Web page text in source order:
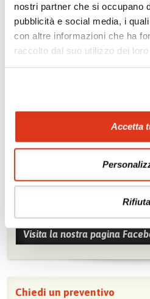
nostri partner che si occupano
pubblicità e social media, i
con altre informazioni che ha
raccolto dal suo utilizzo dei loro
Accetta
Rifiuta
Da non perdere in Malesia
Mostraci le tue foto su
Condividi con gli altri viaggiatori le
Visita la nostra pagina
Chiedi un preventivo